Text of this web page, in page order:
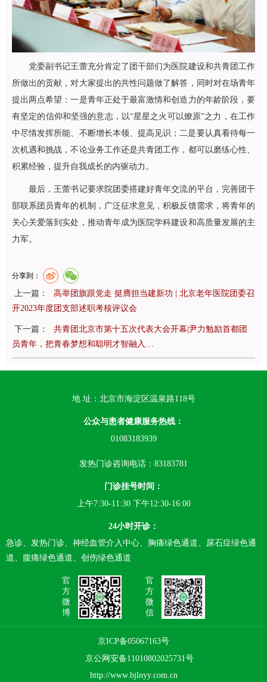
党委副书记王蕾充分肯定了团干部们为医院建设和共青团工作
所做出的贡献，对大家提出的共性问题做了解答，同时对在场青年
提出两点希望：一是青年正处于最富激情和创造力的年龄阶段，要
有坚定的信仰和坚强的意志，以“星星之火可以燎原”之力，在工作
中尽情发挥所能、不断增长本领、提高见识；二是要认真看待每一
次机遇和挑战，不论业务工作还是共青团工作，都可以磨练心性、
积累经验，提升自我成长的内驱动力。
最后，王蕾书记要求院团委搭建好青年交流的平台，完善团干
部联系团员青年的机制，广泛征求意见，积极反馈需求，将青年的
关心关爱落到实处，推动青年成为医院学科建设和高质量发展的主
力军。
分享到：
上一篇：
高举团旗跟党走 挺膺担当建新功 | 北京老年医院团委召
开2023年度团支部述职考核评议会
下一篇：
共青团北京市第十五次代表大会开幕|尹力勉励首都团
员青年，把青春梦想和聪明才智融入…
地 址：北京市海淀区温泉路118号
公众与患者健康服务热线：
01083183939
发热门诊咨询电话：83183781
门诊挂号时间：
上午7:30-11:30 下午12:30-16:00
24小时开诊：
急诊、发热门诊、神经血管介入中心、胸痛绿色通道、尿石症绿色通
道、腹痛绿色通道、创伤绿色通道
官
方
微
博
官
方
微
信
京ICP备05067163号
京公网安备11010802025731号
http://www.bjlnyy.com.cn